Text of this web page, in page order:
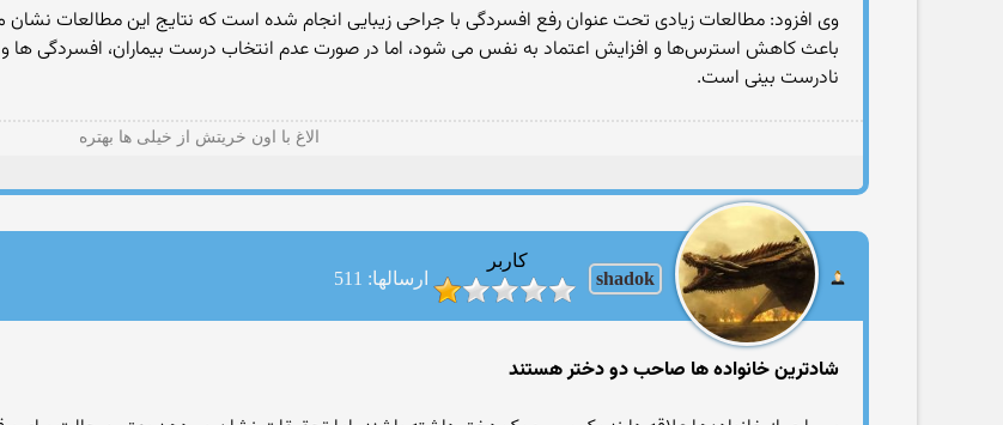
وی افزود: مطالعات زیادی تحت عنوان رفع افسردگی با جراحی زیبایی انجام شده است که نتایج این مطالعات
باعث کاهش استرس‌ها و افزایش اعتماد به نفس می شود، اما در صورت عدم انتخاب درست بیماران، افسردگی ها
نادرست بینی است.
الاغ با اون خریتش از خیلی ها بهتره
shadok
کاربر
ارسالها: 511
شادترین خانواده ها صاحب دو دختر هستند